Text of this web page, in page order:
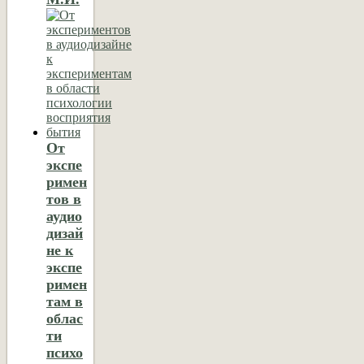
От
экспе
римен
тов в
аудио
дизай
не к
экспе
римен
там в
облас
ти
психо